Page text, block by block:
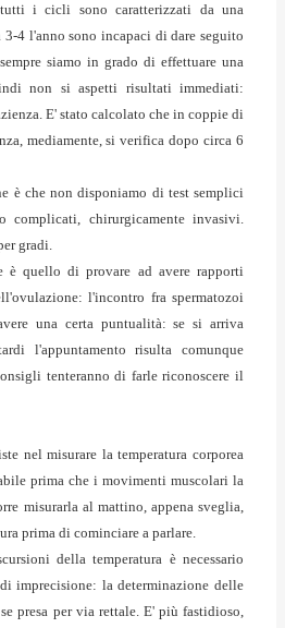
i cicli sono caratterizzati da una
4 l'anno sono incapaci di dare seguito
siamo in grado di effettuare una
non si aspetti risultati immediati:
E' stato calcolato che in coppie di
mediamente, si verifica dopo circa 6
è che non disponiamo di test semplici
complicati, chirurgicamente invasivi.
gradi.
è quello di provare ad avere rapporti
l'incontro fra spermatozoi
una certa puntualità: se si arriva
l'appuntamento risulta comunque
tenteranno di farle riconoscere il
nel misurare latemperatura corporea
prima che i movimenti muscolari la
misurarla al mattino, appena sveglia,
prima di cominciare a parlare.
della temperatura è necessario
imprecisione: la determinazione delle
presa per via rettale. E' più fastidioso,